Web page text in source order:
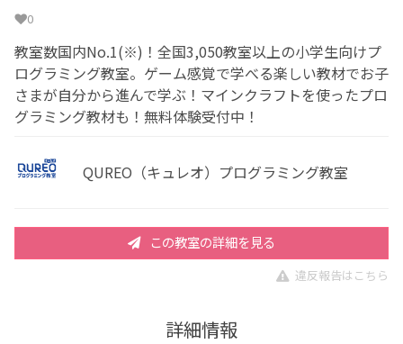
0
教室数国内No.1(※)！全国3,050教室以上の小学生向けプ
ログラミング教室。ゲーム感覚で学べる楽しい教材でお子
さまが自分から進んで学ぶ！マインクラフトを使ったプロ
グラミング教材も！無料体験受付中！
QUREO（キュレオ）プログラミング教室
この教室の詳細を見る
違反報告はこちら
詳細情報